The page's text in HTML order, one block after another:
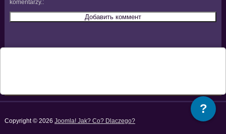
komentarzy.
Copyright © 2026 Joomla! Jak? Co? Dlaczego?
?